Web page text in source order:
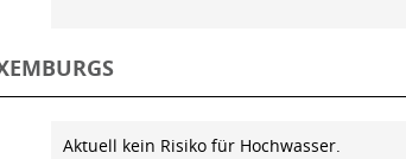
Aktuell kein Risiko für Hochwasser.